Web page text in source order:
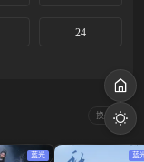
24
换一换
蓝光 蓝